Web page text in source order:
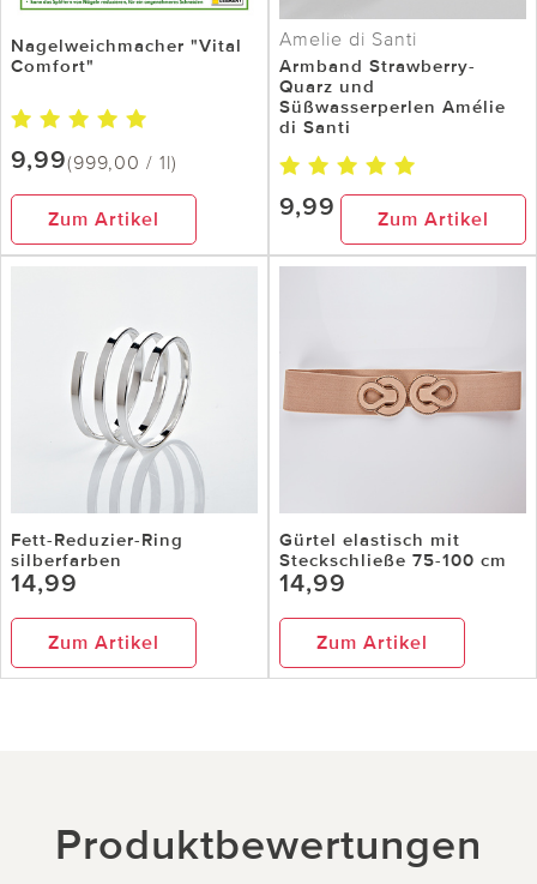
Nagelweichmacher "Vital
Comfort"
9,99(999,00 / 1l)
Zum Artikel
Amelie di Santi
Armband Strawberry-
Quarz und
Süßwasserperlen Amélie
di Santi
9,99 Zum Artikel
Fett-Reduzier-Ring
silberfarben
14,99
Zum Artikel
Gürtel elastisch mit
Steckschließe 75-100 cm
14,99
Zum Artikel
Produktbewertungen